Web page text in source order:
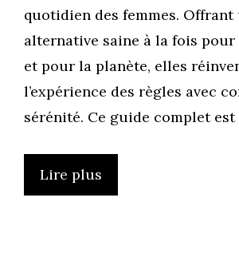
quotidien des femmes. Offrant
alternative saine à la fois
et pour la planète, elles
l’expérience des règles avec
sérénité. Ce guide complet
Lire plus